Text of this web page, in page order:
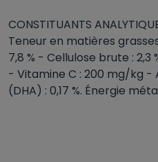
CONSTITUANTS
Teneur en matières
7,8 % - Cellulose brute :
- Vitamine C : 200 mg/kg -
(DHA) : 0,17 %. Énergie